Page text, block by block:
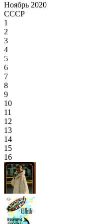
Ноябрь 2020
СССР
1
2
3
4
5
6
7
8
9
10
11
12
13
14
15
16